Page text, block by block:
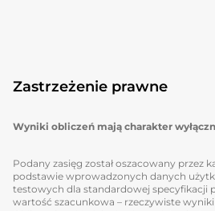
Zastrzeżenie prawne
Wyniki obliczeń mają charakter
Podany zasięg został oszacowany przez
podstawie wprowadzonych danych
testowych dla standardowej specyfikacji
wartość szacunkowa – rzeczywiste wyniki